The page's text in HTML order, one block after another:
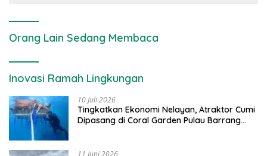
Orang Lain Sedang Membaca
Inovasi Ramah Lingkungan
10 Juli 2026
Tingkatkan Ekonomi Nelayan, Atraktor Cumi
Dipasang di Coral Garden Pulau Barrang